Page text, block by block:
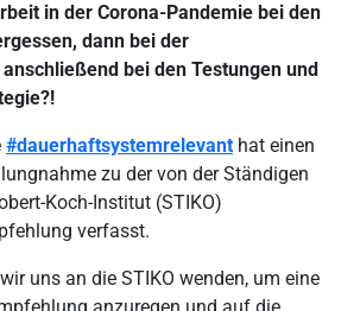
in der Corona-Pandemie bei den
dann bei der
bei den Testungen und
#dauerhaftsystemrelevant hat einen
zu der von der Ständigen
Koch-Institut (STIKO)
verfasst.
uns an die STIKO wenden, um eine